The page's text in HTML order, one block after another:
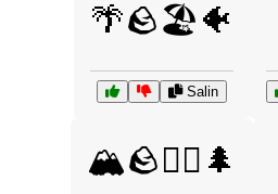
🌴🪨🏖️🐠
Salin
🏔️🪨🚴‍♂️🌲